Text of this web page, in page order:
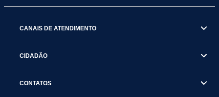
CANAIS DE ATENDIMENTO
CIDADÃO
CONTATOS